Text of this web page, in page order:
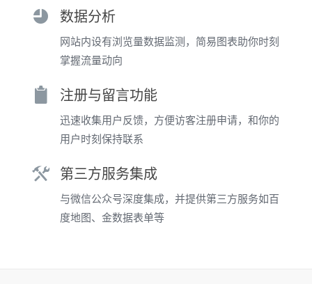
数据分析
网站内设有浏览量数据监测，简易图表助你时刻
掌握流量动向
注册与留言功能
迅速收集用户反馈，方便访客注册申请，和你的
用户时刻保持联系
第三方服务集成
与微信公众号深度集成，并提供第三方服务如百
度地图、金数据表单等